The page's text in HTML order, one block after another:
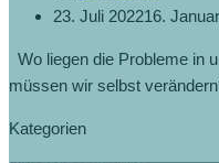
23. Juli 202216.
Wo liegen die Probleme in
müssen wir selbst
Kategorien